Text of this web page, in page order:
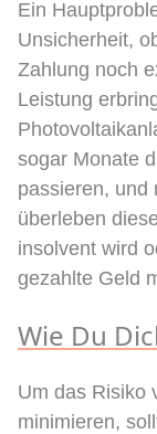
Ein
Unsicherheit,
Zahlung noch
Leistung
sogar Monate
passieren, und
überleben
insolvent wird
gezahlte Geld
Wie Du
Um das Risiko
minimieren,